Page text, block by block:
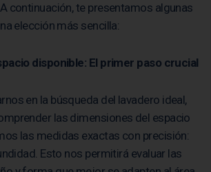
continuación, te presentamos algunas
elección más sencilla:
disponible: El primer paso crucial
en la búsqueda del lavadero ideal,
las dimensiones del espacio
las medidas exactas con precisión:
Esto nos permitirá evaluar las